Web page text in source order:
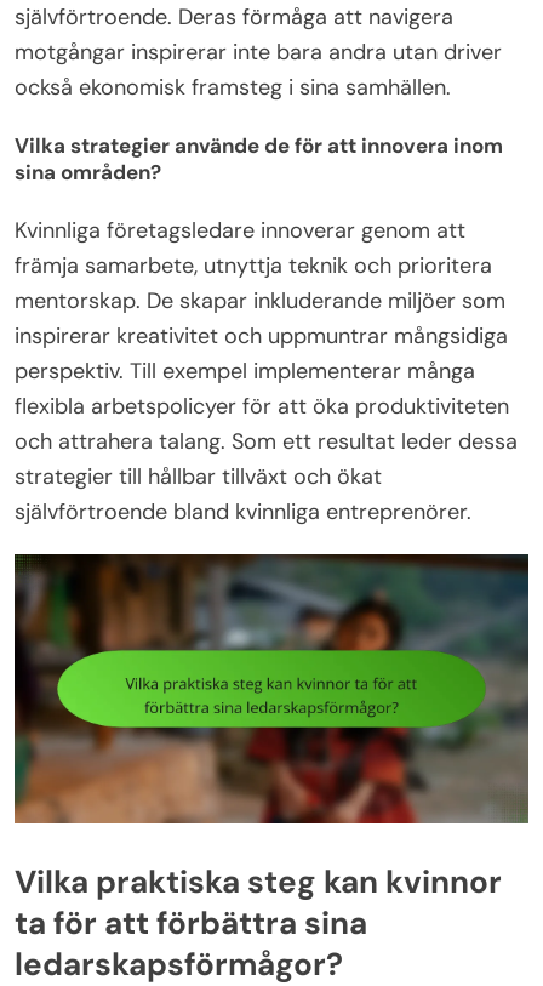
självförtroende. Deras förmåga att navigera
motgångar inspirerar inte bara andra utan driver
också ekonomisk framsteg i sina samhällen.
Vilka strategier använde de för att innovera inom
sina områden?
Kvinnliga företagsledare innoverar genom att
främja samarbete, utnyttja teknik och prioritera
mentorskap. De skapar inkluderande miljöer som
inspirerar kreativitet och uppmuntrar mångsidiga
perspektiv. Till exempel implementerar många
flexibla arbetspolicyer för att öka produktiviteten
och attrahera talang. Som ett resultat leder dessa
strategier till hållbar tillväxt och ökat
självförtroende bland kvinnliga entreprenörer.
Vilka praktiska steg kan kvinnor
ta för att förbättra sina
ledarskapsförmågor?